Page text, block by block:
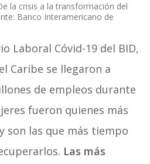
la crisis a la transformación del
Banco Interamericano de
Laboral Cóvid-19 del BID,
Caribe se llegaron a
de empleos durante
fueron quienes más
son las que más tiempo
Las más